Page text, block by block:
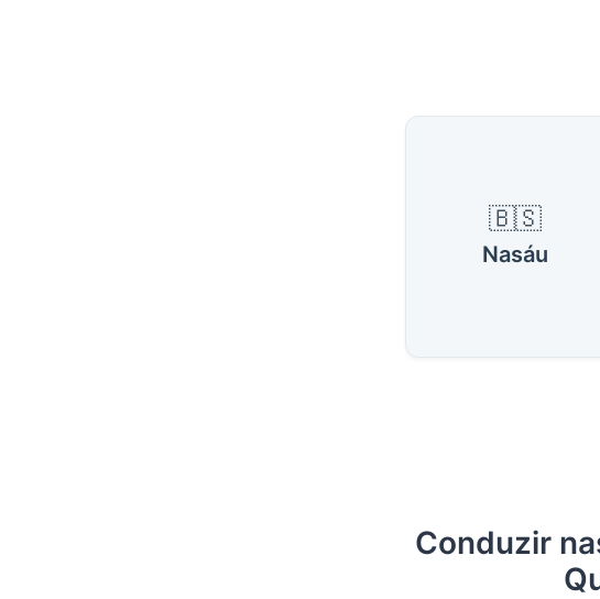
Países
🇧🇸
Nasáu
Conduzir